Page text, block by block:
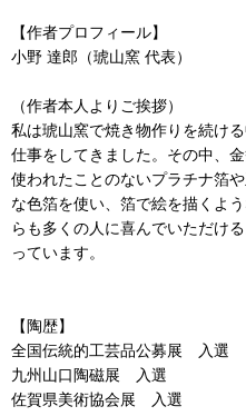
【作者プロフィール】
小野 達郎（琥山窯 代表）
（作者本人よりご挨拶）
私は琥山窯で焼き物作りを続け
仕事をしてきました。その中、
使われたことのないプラチナ箔
な色箔を使い、箔で絵を描くよ
らも多くの人に喜んでいただけ
っています。
【陶歴】
全国伝統的工芸品公募展 入選
九州山口陶磁展 入選
佐賀県美術協会展 入選